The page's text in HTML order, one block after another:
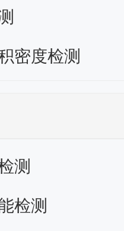
密度检测
测
检测